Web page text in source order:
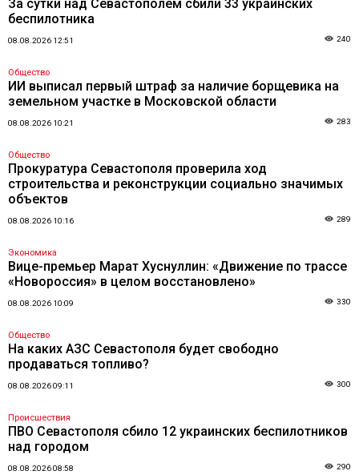
За сутки над Севастополем сбили 33 украинских
беспилотника
08.08.2026 12:51 240
Общество
ИИ выписал первый штраф за наличие борщевика на
земельном участке в Московской области
08.08.2026 10:21 283
Общество
Прокуратура Севастополя проверила ход
строительства и реконструкции социально значимых
объектов
08.08.2026 10:16 289
Экономика
Вице-премьер Марат Хуснуллин: «Движение по трассе
«Новороссия» в целом восстановлено»
08.08.2026 10:09 330
Общество
На каких АЗС Севастополя будет свободно
продаваться топливо?
08.08.2026 09:11 300
Происшествия
ПВО Севастополя сбило 12 украинских беспилотников
над городом
08.08.2026 08:58 290